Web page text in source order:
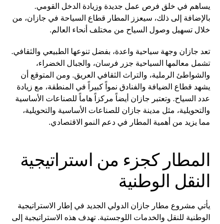
يساهم في خلق فرص عمل جديدة وزيادة الدخل القومي.
بالإضافة إلى ذلك، سيعزز المطار قطاع السياحة في جازان، من
خلال تسهيل وصول السياح من مختلف أنحاء العالم.
تعد جازان وجهة سياحية واعدة، بفضل تنوعها الطبيعي والثقافي.
تشمل معالمها السياحية جزر فرسان، والجبال الخضراء،
والشواطئ الرملية، والتراث الثقافي العريق. ومن المتوقع أن
يشهد قطاع الضيافة والفنادق نمواً كبيراً في المنطقة، مع زيادة
عدد السياح. وتعتبر جازان أيضاً مركزاً هاماً للصناعات الأساسية
والتحويلية، مثل مدينة جازان للصناعات الأساسية والتحويلية،
مما يزيد من أهمية المطار في دعم النمو الاقتصادي.
المطار كجزء من استراتيجية
النقل الوطنية
يأتي مشروع مطار جازان الدولي الجديد في إطار الاستراتيجية
الوطنية للنقل والخدمات اللوجستية. تهدف هذه الاستراتيجية إلى